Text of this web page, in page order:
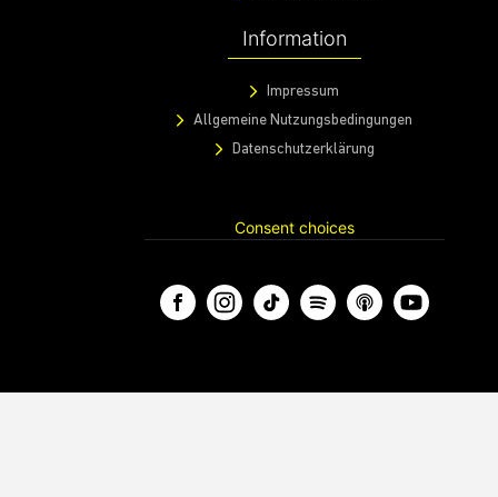
Information
Impressum
Allgemeine Nutzungsbedingungen
Datenschutzerklärung
Consent choices